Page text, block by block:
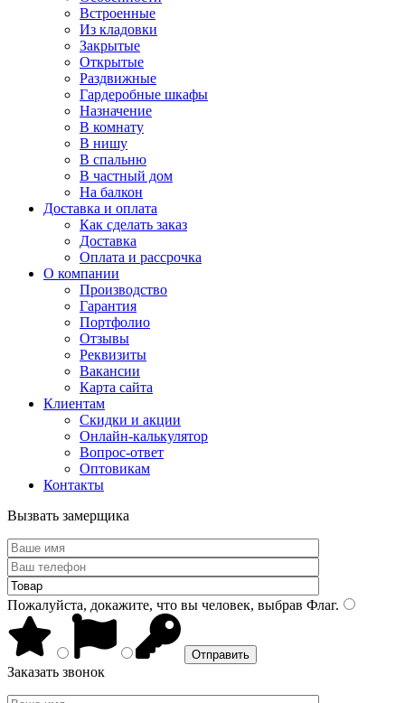
Встроенные
Из кладовки
Закрытые
Открытые
Раздвижные
Гардеробные шкафы
Назначение
В комнату
В нишу
В спальню
В частный дом
На балкон
Доставка и оплата
Как сделать заказ
Доставка
Оплата и рассрочка
О компании
Производство
Гарантия
Портфолио
Отзывы
Реквизиты
Вакансии
Карта сайта
Клиентам
Скидки и акции
Онлайн-калькулятор
Вопрос-ответ
Оптовикам
Контакты
Вызвать замерщика
Пожалуйста, докажите, что вы человек, выбрав Флаг.
Заказать звонок